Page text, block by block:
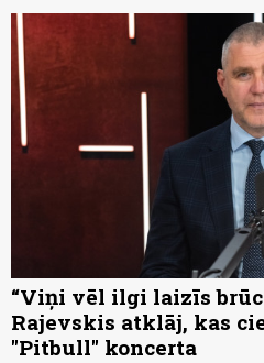
“Viņi vēl ilgi laizīs
Rajevskis atklāj, kas
"Pitbull" koncerta